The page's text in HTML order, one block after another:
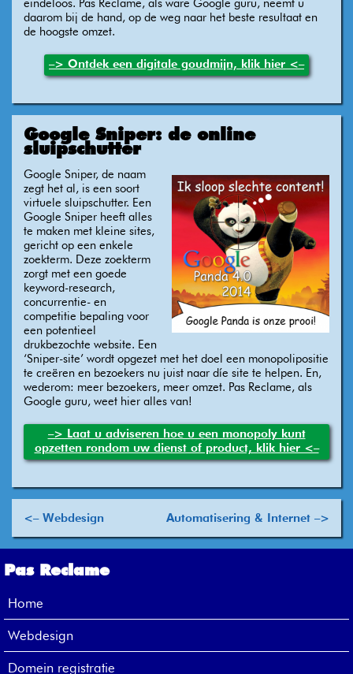
eindeloos. Pas Reclame, als ware Google guru, neemt u
daarom bij de hand, op de weg naar het beste resultaat en
de hoogste omzet.
–> Ontdek een digitale goudmijn, klik hier <–
Google Sniper: de online
sluipschutter
Google Sniper, de naam
zegt het al, is een soort
virtuele sluipschutter. Een
Google Sniper heeft alles
te maken met kleine sites,
gericht op een enkele
zoekterm. Deze zoekterm
zorgt met een goede
keyword-research,
concurrentie- en
competitie bepaling voor
een potentieel
drukbezochte website. Een
‘Sniper-site’ wordt opgezet met het doel een monopolipositie
te creëren en bezoekers nu juist naar díe site te helpen. En,
wederom: meer bezoekers, meer omzet. Pas Reclame, als
Google guru, weet hier alles van!
–> Laat u adviseren hoe u een monopoly kunt
opzetten rondom uw dienst of product, klik hier <–
<– Webdesign Automatisering & Internet –>
Pas Reclame
Home
Webdesign
Domein registratie